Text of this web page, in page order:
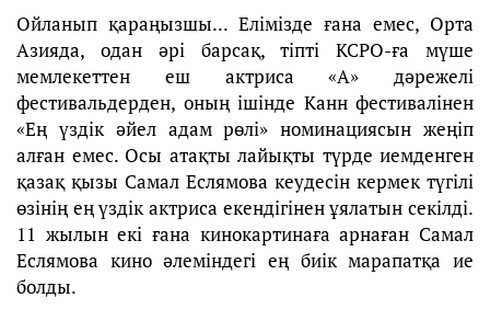
Ойланып қараңызшы... Елімізде ғана емес, Орта
Азияда, одан әрі барсақ, тіпті КСРО-ға мүше
мемлекеттен еш актриса «А» дәрежелі
фестивальдерден, оның ішінде Канн фестивалінен
«Ең үздік әйел адам рөлі» номинациясын жеңіп
алған емес. Осы атақты лайықты түрде иемденген
қазақ қызы Самал Еслямова кеудесін кермек түгілі
өзінің ең үздік актриса екендігінен ұялатын секілді.
11 жылын екі ғана кинокартинаға арнаған Самал
Еслямова кино әлеміндегі ең биік марапатқа ие
болды.